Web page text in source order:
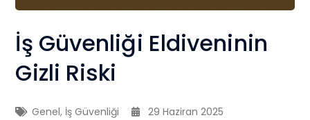
İş Güvenliği Eldiveninin
Gizli Riski
Genel, İş Güvenliği 29 Haziran 2025